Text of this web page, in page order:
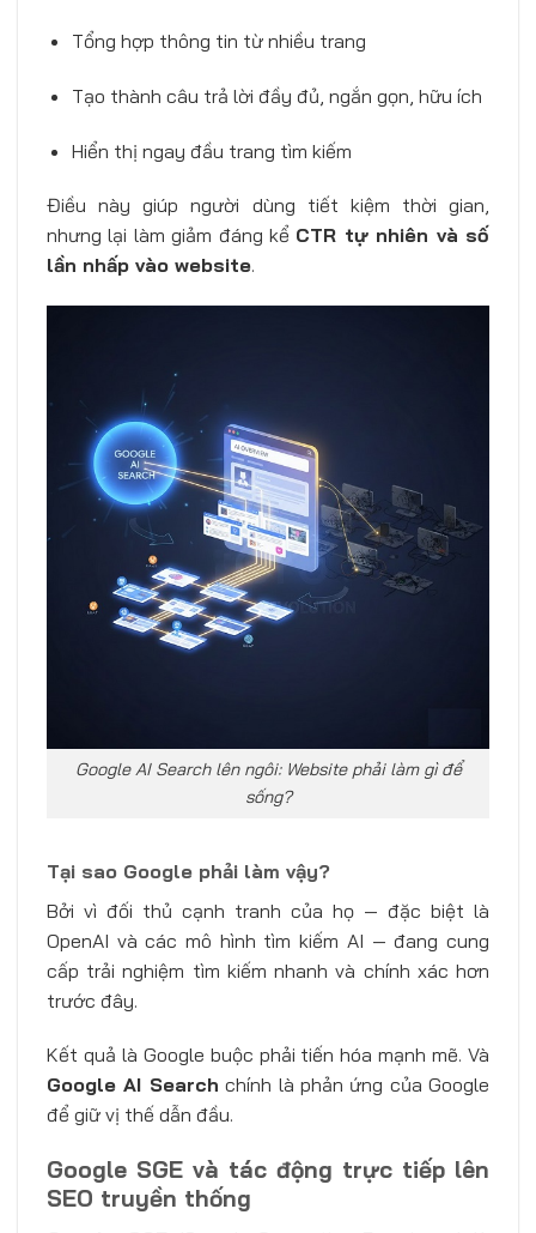
Tổng hợp thông tin từ nhiều trang
Tạo thành câu trả lời đầy đủ, ngắn gọn, hữu ích
Hiển thị ngay đầu trang tìm kiếm
Điều này giúp người dùng tiết kiệm thời gian,
nhưng lại làm giảm đáng kể CTR tự nhiên và số
lần nhấp vào website.
Google AI Search lên ngôi: Website phải làm gì để
sống?
Tại sao Google phải làm vậy?
Bởi vì đối thủ cạnh tranh của họ — đặc biệt là
OpenAI và các mô hình tìm kiếm AI — đang cung
cấp trải nghiệm tìm kiếm nhanh và chính xác hơn
trước đây.
Kết quả là Google buộc phải tiến hóa mạnh mẽ. Và
Google AI Search chính là phản ứng của Google
để giữ vị thế dẫn đầu.
Google SGE và tác động trực tiếp lên
SEO truyền thống